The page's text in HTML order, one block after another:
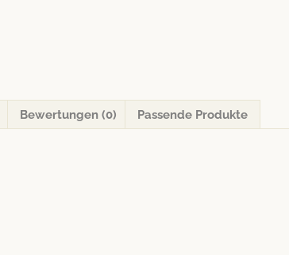
Bewertungen (0) Passende Produkte